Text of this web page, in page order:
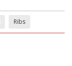
Ribs